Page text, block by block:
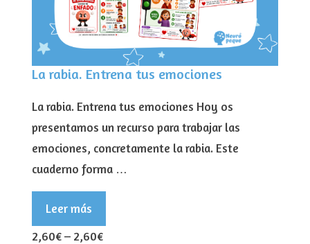
La rabia. Entrena tus emociones
La rabia. Entrena tus emociones Hoy os
presentamos un recurso para trabajar las
emociones, concretamente la rabia. Este
cuaderno forma …
Leer más
2,60€– 2,60€